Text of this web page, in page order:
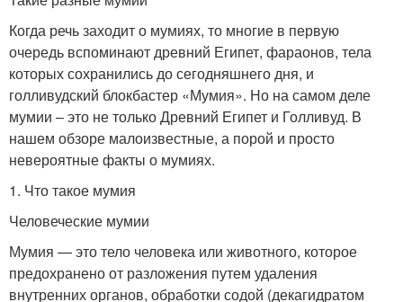
Когда речь заходит о мумиях, то многие в первую
очередь вспоминают древний Египет, фараонов, тела
которых сохранились до сегодняшнего дня, и
голливудский блокбастер «Мумия». Но на самом деле
мумии – это не только Древний Египет и Голливуд. В
нашем обзоре малоизвестные, а порой и просто
невероятные факты о мумиях.
1. Что такое мумия
Человеческие мумии
Мумия — это тело человека или животного, которое
предохранено от разложения путем удаления
внутренних органов, обработки содой (декагидратом